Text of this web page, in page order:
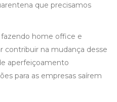
que precisamos
fazendo home office e
contribuir na mudança desse
aperfeiçoamento
para as empresas saírem